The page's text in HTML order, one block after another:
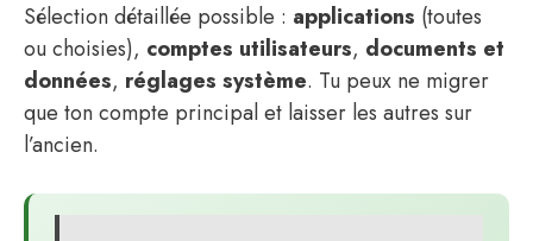
Sélection détaillée possible : applications (toutes
ou choisies), comptes utilisateurs, documents et
données, réglages système. Tu peux ne migrer
que ton compte principal et laisser les autres sur
l’ancien.